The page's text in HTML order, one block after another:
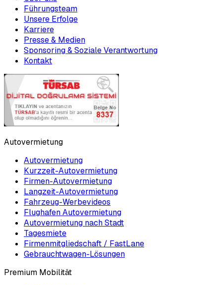
Führungsteam
Unsere Erfolge
Karriere
Presse & Medien
Sponsoring & Soziale Verantwortung
Kontakt
Autovermietung
Autovermietung
Kurzzeit-Autovermietung
Firmen-Autovermietung
Langzeit-Autovermietung
Fahrzeug-Werbevideos
Flughafen Autovermietung
Autovermietung nach Stadt
Tagesmiete
Firmenmitgliedschaft / FastLane
Gebrauchtwagen-Lösungen
Premium Mobilität